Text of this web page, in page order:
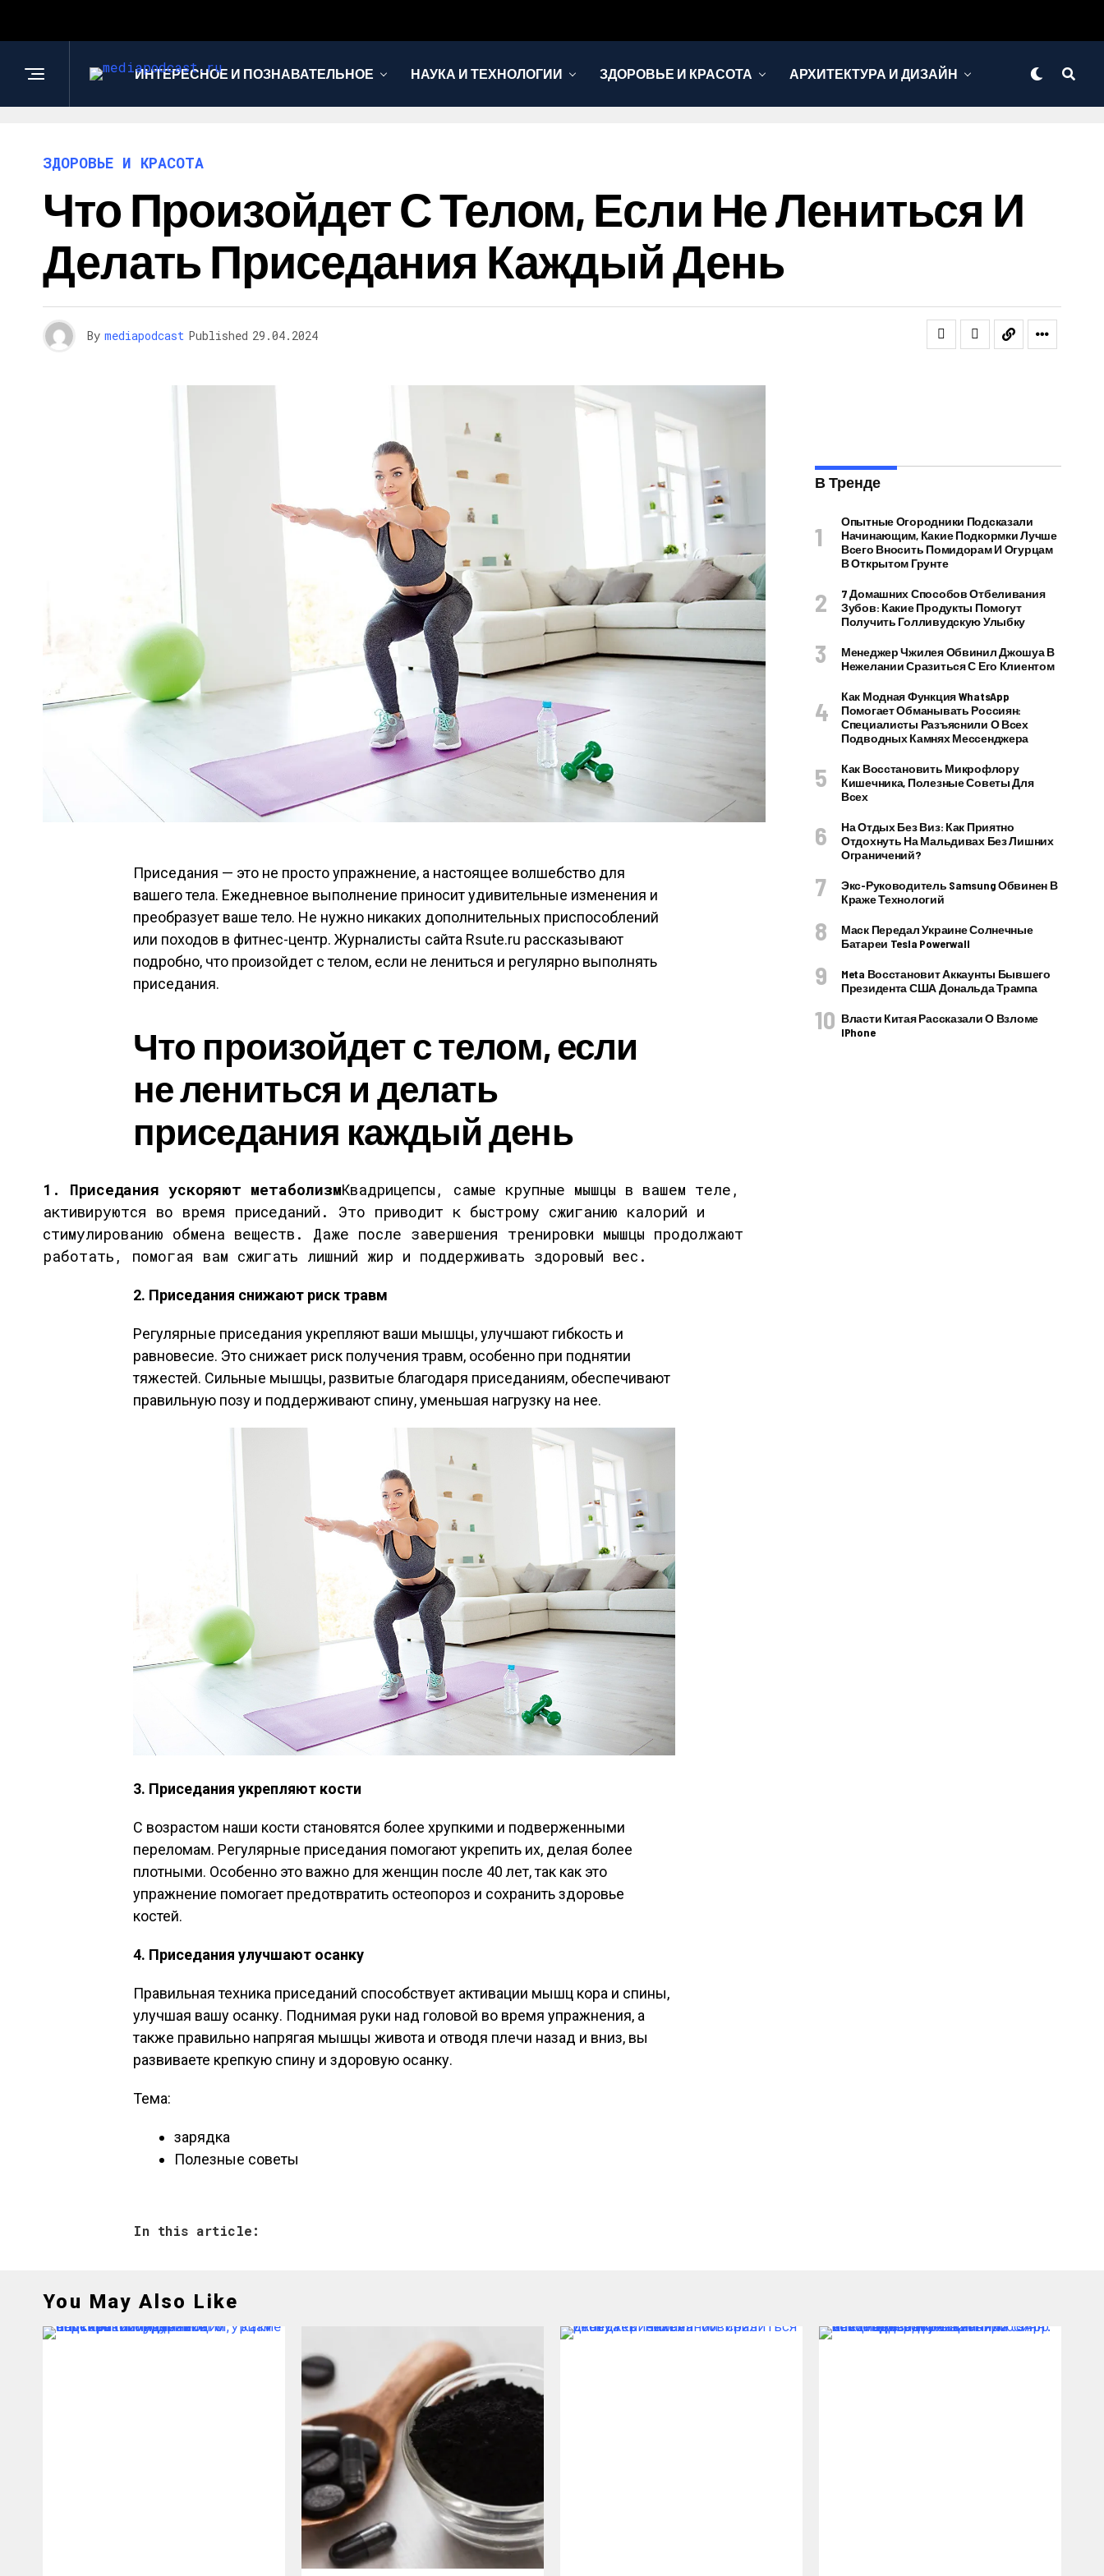
ИНТЕРЕСНОЕ И ПОЗНАВАТЕЛЬНОЕ НАУКА И ТЕХНОЛОГИИ ЗДОРОВЬЕ И КРАСОТА АРХИТЕКТУРА И ДИЗАЙН
ЗДОРОВЬЕ И КРАСОТА
Что Произойдет С Телом, Если Не Лениться И
Делать Приседания Каждый День
By mediapodcast Published 29.04.2024
Приседания — это не просто упражнение, а настоящее волшебство для
вашего тела. Ежедневное выполнение приносит удивительные изменения и
преобразует ваше тело. Не нужно никаких дополнительных приспособлений
или походов в фитнес-центр. Журналисты сайта Rsute.ru рассказывают
подробно, что произойдет с телом, если не лениться и регулярно выполнять
приседания.
Что произойдет с телом, если
не лениться и делать
приседания каждый день
1. Приседания ускоряют метаболизмКвадрицепсы, самые крупные мышцы в вашем теле,
активируются во время приседаний. Это приводит к быстрому сжиганию калорий и
стимулированию обмена веществ. Даже после завершения тренировки мышцы продолжают
работать, помогая вам сжигать лишний жир и поддерживать здоровый вес.
2. Приседания снижают риск травм
Регулярные приседания укрепляют ваши мышцы, улучшают гибкость и
равновесие. Это снижает риск получения травм, особенно при поднятии
тяжестей. Сильные мышцы, развитые благодаря приседаниям, обеспечивают
правильную позу и поддерживают спину, уменьшая нагрузку на нее.
3. Приседания укрепляют кости
С возрастом наши кости становятся более хрупкими и подверженными
переломам. Регулярные приседания помогают укрепить их, делая более
плотными. Особенно это важно для женщин после 40 лет, так как это
упражнение помогает предотвратить остеопороз и сохранить здоровье
костей.
4. Приседания улучшают осанку
Правильная техника приседаний способствует активации мышц кора и спины,
улучшая вашу осанку. Поднимая руки над головой во время упражнения, а
также правильно напрягая мышцы живота и отводя плечи назад и вниз, вы
развиваете крепкую спину и здоровую осанку.
Тема:
зарядка
Полезные советы
In this article:
В Тренде
Опытные Огородники Подсказали
Начинающим, Какие Подкормки Лучше
Всего Вносить Помидорам И Огурцам
В Открытом Грунте
7 Домашних Способов Отбеливания
Зубов: Какие Продукты Помогут
Получить Голливудскую Улыбку
Менеджер Чжилея Обвинил Джошуа В
Нежелании Сразиться С Его Клиентом
Как Модная Функция WhatsApp
Помогает Обманывать Россиян:
Специалисты Разъяснили О Всех
Подводных Камнях Мессенджера
Как Восстановить Микрофлору
Кишечника, Полезные Советы Для
Всех
На Отдых Без Виз: Как Приятно
Отдохнуть На Мальдивах Без Лишних
Ограничений?
Экс-Руководитель Samsung Обвинен В
Краже Технологий
Маск Передал Украине Солнечные
Батареи Tesla Powerwall
Meta Восстановит Аккаунты Бывшего
Президента США Дональда Трампа
Власти Китая Рассказали О Взломе
IPhone
You May Also Like